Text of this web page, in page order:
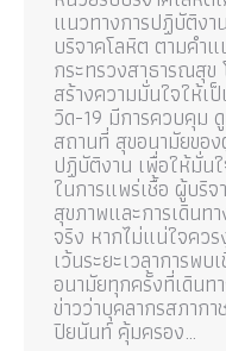
แนวทางการปฏิบัติง
บริจาคโลหิต ตามคำ
กระทรวงสาธารณสุข
สร้างความมั่นใจให้เ
วิด-19 มีการควบคุม
สถานที่ สุขอนามัยขอ
ปฏิบัติงาน เพื่อให้มั่น
ในการแพร่เชื้อ ผู้บริ
สุขภาพและการเดินท
จริง หากไม่แน่ใจคว
เว้นระยะเวลาการพ
อนามัยทุกครั้งที่เดิน
ข่าวว่าบุคลากรสภาก
ปิยนันท์ คุ้มครอง…